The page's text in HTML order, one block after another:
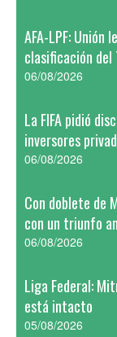
AFA-LPF: Unión
clasificación del
06/08/2026
La FIFA pidió
inversores
06/08/2026
Con doblete de
con un triunfo
06/08/2026
Liga Federal:
está intacto
05/08/2026